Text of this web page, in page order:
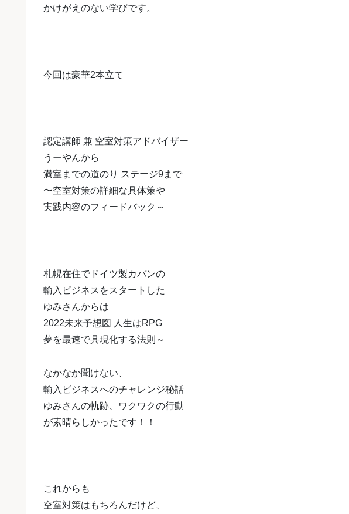
かけがえのない学びです。
今回は豪華2本立て
認定講師 兼 空室対策アドバイザー
うーやんから
満室までの道のり ステージ9まで
〜空室対策の詳細な具体策や
実践内容のフィードバック～
札幌在住でドイツ製カバンの
輸入ビジネスをスタートした
ゆみさんからは
2022未来予想図 人生はRPG
夢を最速で具現化する法則～
なかなか聞けない、
輸入ビジネスへのチャレンジ秘話
ゆみさんの軌跡、ワクワクの行動
が素晴らしかったです！！
これからも
空室対策はもちろんだけど、